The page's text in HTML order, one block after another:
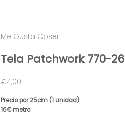
Me Gusta Coser
Tela Patchwork 770-26
Precio de oferta
€4,00
Precio por 25cm (1 unidad)
16€ metro